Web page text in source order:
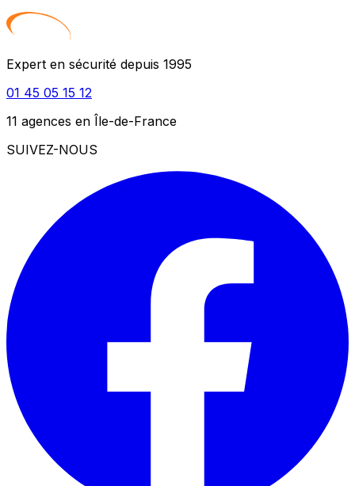
Expert en sécurité depuis 1995
01 45 05 15 12
11 agences en Île-de-France
SUIVEZ-NOUS